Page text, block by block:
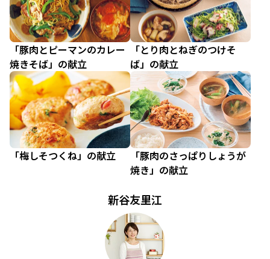
「豚肉とピーマンのカレー
焼きそば」の献立
「とり肉とねぎのつけそ
ば」の献立
「梅しそつくね」の献立
「豚肉のさっぱりしょうが
焼き」の献立
新谷友里江